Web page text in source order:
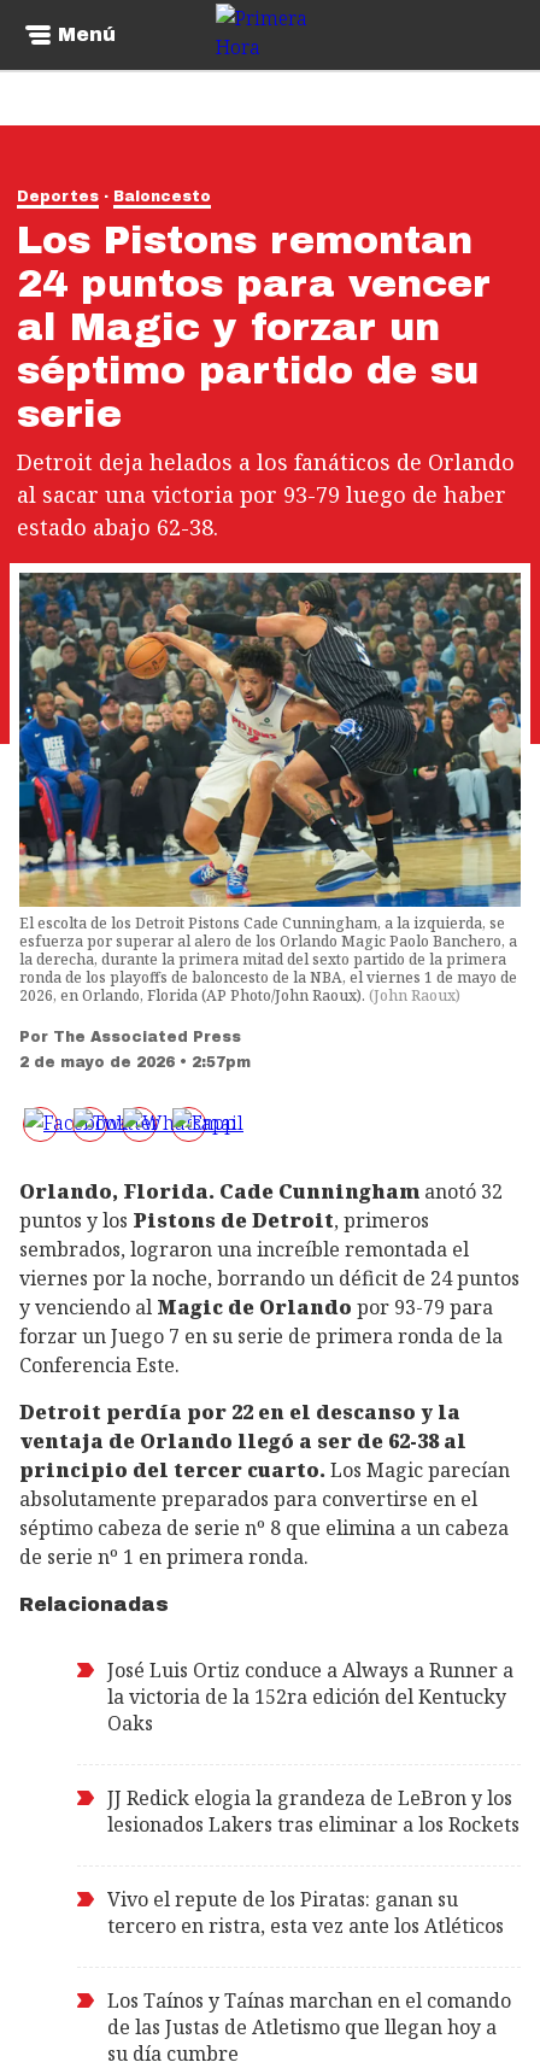
Menú
Deportes Baloncesto
Los Pistons remontan
24 puntos para vencer
al Magic y forzar un
séptimo partido de su
serie
Detroit deja helados a los fanáticos de Orlando
al sacar una victoria por 93-79 luego de haber
estado abajo 62-38.
El escolta de los Detroit Pistons Cade Cunningham, a la izquierda, se
esfuerza por superar al alero de los Orlando Magic Paolo Banchero, a
la derecha, durante la primera mitad del sexto partido de la primera
ronda de los playoffs de baloncesto de la NBA, el viernes 1 de mayo de
2026, en Orlando, Florida (AP Photo/John Raoux). (John Raoux)
Por The Associated Press
2 de mayo de 2026 • 2:57pm
Orlando, Florida. Cade Cunningham anotó 32
puntos y los Pistons de Detroit, primeros
sembrados, lograron una increíble remontada el
viernes por la noche, borrando un déficit de 24 puntos
y venciendo al Magic de Orlando por 93-79 para
forzar un Juego 7 en su serie de primera ronda de la
Conferencia Este.
Detroit perdía por 22 en el descanso y la
ventaja de Orlando llegó a ser de 62-38 al
principio del tercer cuarto. Los Magic parecían
absolutamente preparados para convertirse en el
séptimo cabeza de serie nº 8 que elimina a un cabeza
de serie nº 1 en primera ronda.
Relacionadas
José Luis Ortiz conduce a Always a Runner a
la victoria de la 152ra edición del Kentucky
Oaks
JJ Redick elogia la grandeza de LeBron y los
lesionados Lakers tras eliminar a los Rockets
Vivo el repute de los Piratas: ganan su
tercero en ristra, esta vez ante los Atléticos
Los Taínos y Taínas marchan en el comando
de las Justas de Atletismo que llegan hoy a
su día cumbre